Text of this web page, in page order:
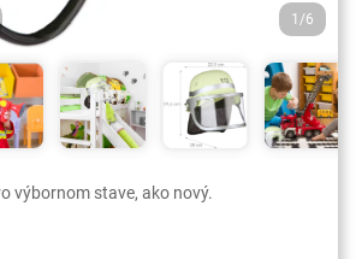
1/6
výbornom stave, ako nový.